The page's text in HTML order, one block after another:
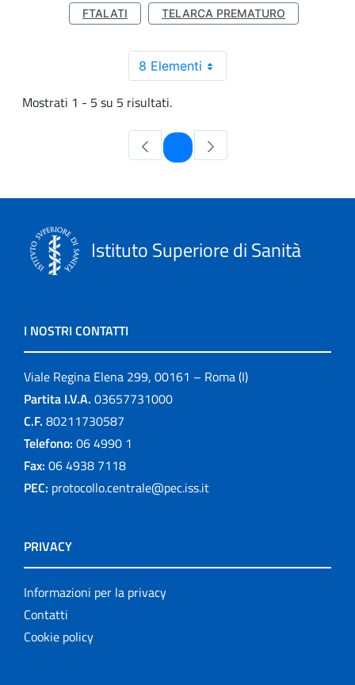
FTALATI
TELARCA PREMATURO
8 Elementi
Mostrati 1 - 5 su 5 risultati.
Pagina
Istituto Superiore di Sanità
I NOSTRI CONTATTI
Viale Regina Elena 299, 00161 – Roma (I)
Partita I.V.A. 03657731000
C.F. 80211730587
Telefono: 06 4990 1
Fax: 06 4938 7118
PEC: protocollo.centrale@pec.iss.it
PRIVACY
Informazioni per la privacy
Contatti
Cookie policy